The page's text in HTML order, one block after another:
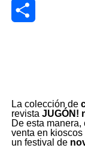
LinkedIn
La colección de
revista JUGÓN!
De esta manera,
venta en kioscos
un festival de